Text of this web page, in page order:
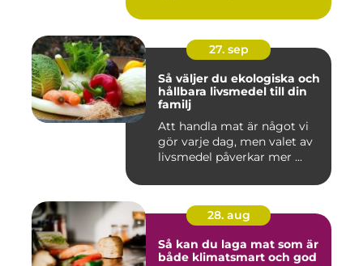
27. sep
Så väljer du ekologiska och
hållbara livsmedel till din
familj
Att handla mat är något vi
gör varje dag, men valet av
livsmedel påverkar mer ...
28. aug
Så kan du laga mat som är
både klimatsmart och god